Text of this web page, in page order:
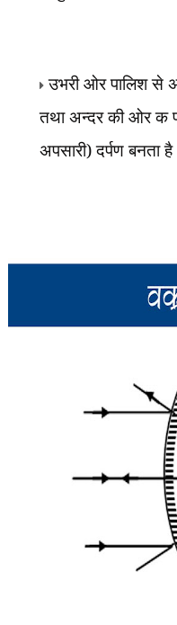
उभरी ओर पालिश से
तथा अन्दर की ओर क
अपसारी) दर्पण बनता